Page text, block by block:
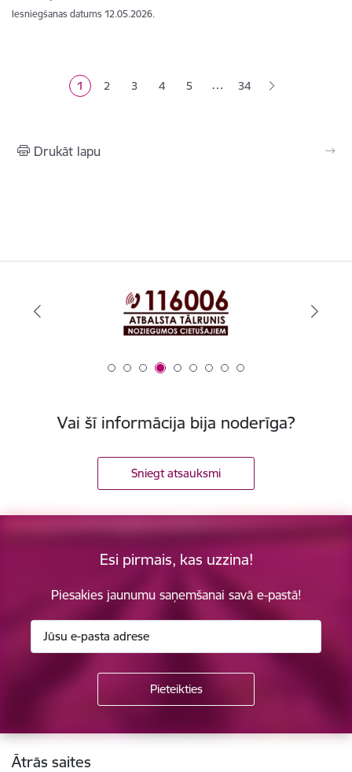
Iesniegšanas datums 12.05.2026.
Pašreizējā lapa
1 Lapa
2 Lapa
3 Lapa
4 Lapa
5 … 34
Drukāt lapu
Vai šī informācija bija noderīga?
Sniegt atsauksmi
Esi pirmais, kas uzzina!
Piesakies jaunumu saņemšanai savā e-pastā!
Kājene
Ātrās saites